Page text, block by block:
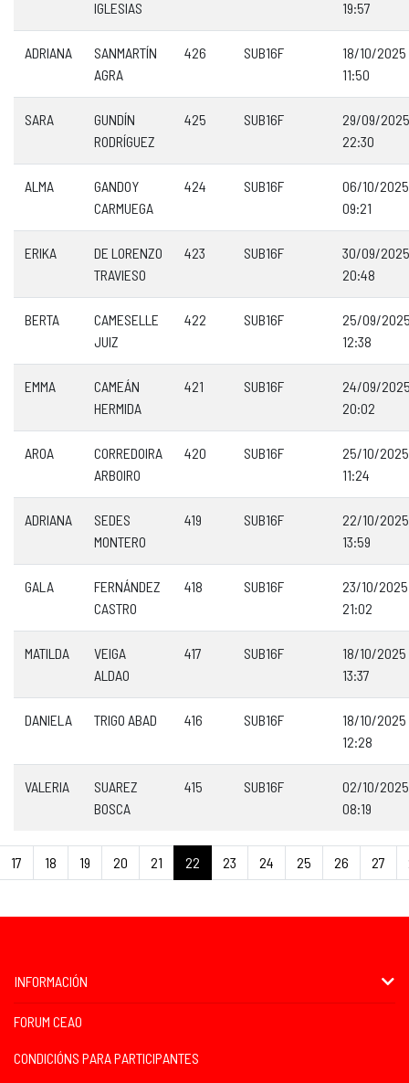
IGLESIAS 19:57
ADRIANA
SANMARTÍN
AGRA
426 SUB16F
18/10/2025
11:50
SARA
GUNDÍN
RODRÍGUEZ
425 SUB16F
29/09/2025
22:30
ALMA
GANDOY
CARMUEGA
424 SUB16F
06/10/2025
09:21
ERIKA
DE LORENZO
TRAVIESO
423 SUB16F
30/09/2025
20:48
BERTA
CAMESELLE
JUIZ
422 SUB16F
25/09/
12:38
EMMA
CAMEÁN
HERMIDA
421 SUB16F
24/09/
20:02
AROA
CORREDOIRA
ARBOIRO
420 SUB16F
25/10/2025
11:24
ADRIANA
SEDES
MONTERO
419 SUB16F
22/10/2025
13:59
GALA
FERNÁNDEZ
CASTRO
418 SUB16F
23/10/2025
21:02
MATILDA
VEIGA
ALDAO
417 SUB16F
18/10/2025
13:37
DANIELA TRIGO ABAD 416 SUB16F
18/10/2025
12:28
VALERIA
SUAREZ
BOSCA
415 SUB16F
02/10/2025
08:19
17 18 19 20 21 22 23 24 25 26 27
INFORMACIÓN
FORUM CEAO
CONDICIÓNS PARA PARTICIPANTES